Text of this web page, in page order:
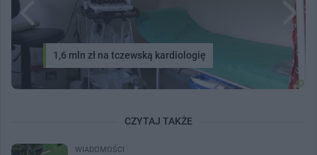
1,6 mln zł na tczewską kardiologię
CZYTAJ TAKŻE
WIADOMOŚCI